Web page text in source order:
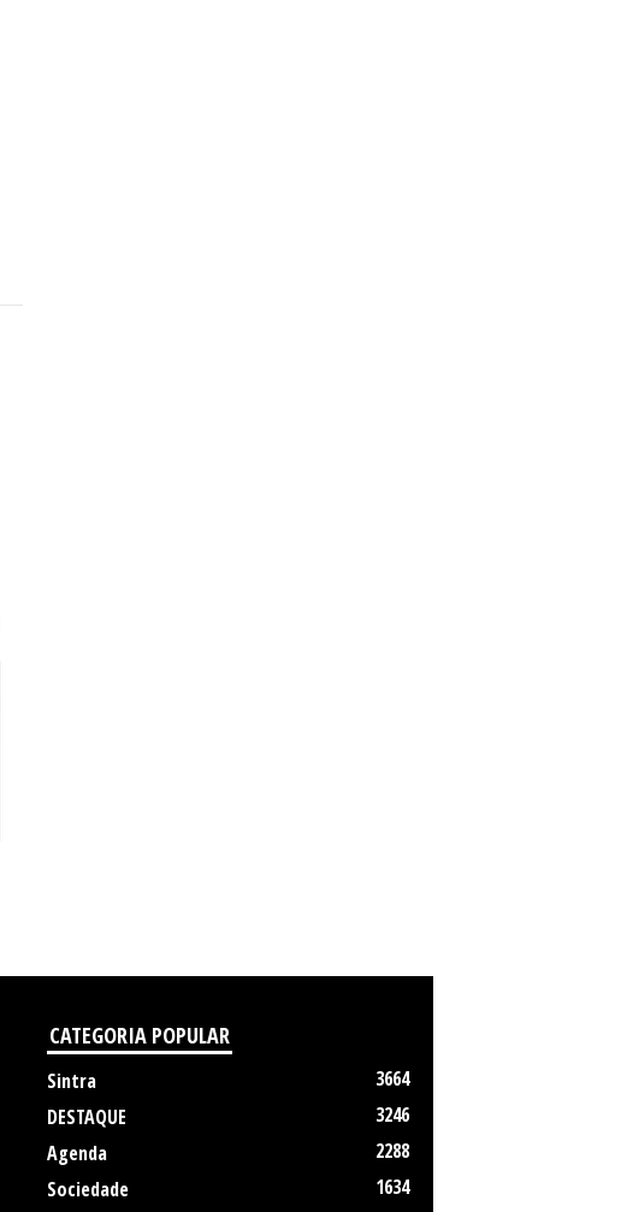
CATEGORIA POPULAR
Sintra
3664
DESTAQUE
3246
Agenda
2288
Sociedade
1634